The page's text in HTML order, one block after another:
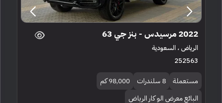
2022 مرسيدس - بنز جي 63
الرياض ، السعودية
252563
مستعملة 8 سلندرات
98,000 كم
البائع معرض الو كار الرياض